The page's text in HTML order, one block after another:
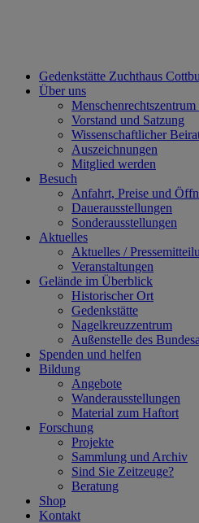
Gedenkstätte Zuchthaus
Über uns
Vorstand und Satzung
Wissenschaftlicher
Auszeichnungen
Mitglied werden
Besuch
Anfahrt, Preise und
Dauerausstellungen
Sonderausstellungen
Aktuelles
Aktuelles /
Veranstaltungen
Gelände im Überblick
Historischer Ort
Gedenkstätte
Nagelkreuzzentrum
Außenstelle des
Spenden und helfen
Bildung
Angebote
Wanderausstellungen
Material zum Haftort
Forschung
Projekte
Sammlung und Archiv
Sind Sie Zeitzeuge?
Beratung
Shop
Kontakt